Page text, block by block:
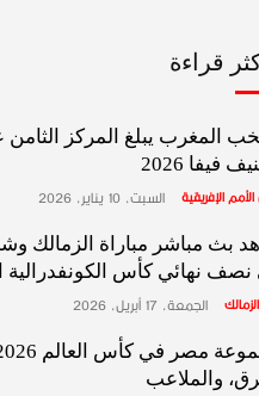
قراءة
المغرب يبلغ المركز الثامن
فيفا 2026
الإفريقية السبت، 10 يناير، 2026
بث مباشر مباراة الزمالك
نهائي كأس الكونفدرالية
الجمعة، 17 أبريل، 2026
والملاعب